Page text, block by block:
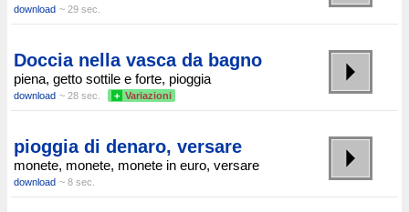
download ~ 29 sec.
Doccia nella vasca da bagno
piena, getto sottile e forte, pioggia
download ~ 28 sec. + Variazioni
pioggia di denaro, versare
monete, monete, monete in euro, versare
download ~ 8 sec.